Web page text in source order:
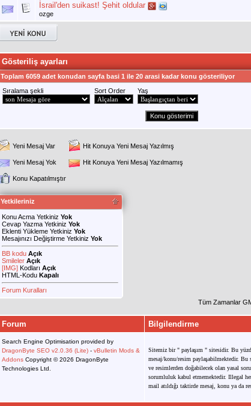
İsrail'den suikast! Şehit oldular
ozge
Gösteriliş ayarları
Toplam 6059 adet konudan sayfa basi 1 ile 20 arasi kadar konu gösteriliyor
Sıralama şekli
Sort Order Yaş
Yeni Mesaj Var Hit Konuya Yeni Mesaj Yazılmış
Yeni Mesaj Yok Hit Konuya Yeni Mesaj Yazılmamış
Konu Kapatılmıştır
Yetkileriniz
Konu Acma Yetkiniz Yok
Cevap Yazma Yetkiniz Yok
Eklenti Yükleme Yetkiniz Yok
Mesajınızı Değiştirme Yetkiniz Yok
BB kodu Açık
Smileler Açık
[IMG] Kodları Açık
HTML-Kodu Kapalı
Forum Kuralları
Tüm Zamanlar
Forum Bilgilendirme
Search Engine Optimisation provided by
DragonByte SEO v2.0.36 (Lite) - vBulletin Mods &
Addons Copyright © 2026 DragonByte
Technologies Ltd.
Sitemiz bir " paylaşım " sitesidir. Bu
mesaj/konu/resim paylaşabilmektedir. Bu
ve resimlerden doğabilecek olan yasal
sorumluluk kabul etmemektedir. Illegal
mail atıldığı taktirde mesaj, konu ya da